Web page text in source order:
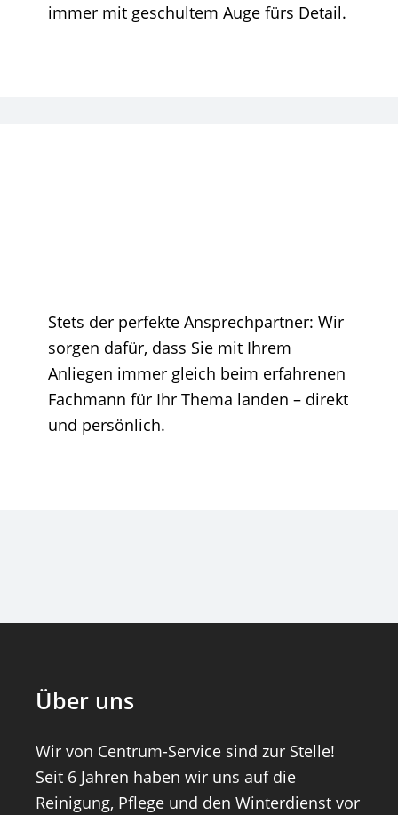
immer mit geschultem Auge fürs Detail.
Stets der perfekte Ansprechpartner: Wir
sorgen dafür, dass Sie mit Ihrem
Anliegen immer gleich beim erfahrenen
Fachmann für Ihr Thema landen – direkt
und persönlich.
Über uns
Wir von Centrum-Service sind zur Stelle!
Seit 6 Jahren haben wir uns auf die
Reinigung, Pflege und den Winterdienst vor